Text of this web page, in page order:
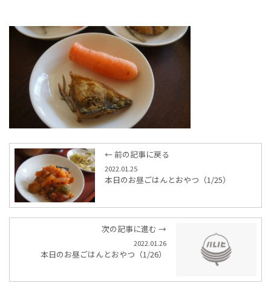
← 前の記事に戻る
2022.01.25
本日のお昼ごはんとおやつ（1/25）
次の記事に進む →
2022.01.26
本日のお昼ごはんとおやつ（1/26）